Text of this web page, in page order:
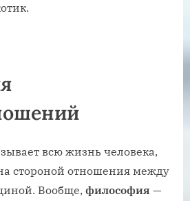
всю жизнь человека,
стороной отношения между
Вообще, философия —